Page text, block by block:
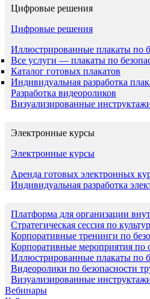
Цифровые решения
Цифровые решения
Иллюстрированные плакаты по
Все услуги — плакаты по
Каталог готовых плакатов
Индивидуальная разработка
Разработка видеороликов
Визуализированные
Электронные курсы
Электронные курсы
Аренда готовых электронных
Индивидуальная разработка
Платформа для организации
Стратегическая сессия по
Корпоративные тренинги по
Корпоративные мероприятия по
Иллюстрированные плакаты по
Видеоролики по безопасности
Визуализированные
Вебинары